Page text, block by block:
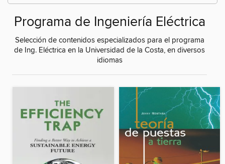
Programa de Ingeniería Eléctrica
Selección de contenidos especializados para el programa
de Ing. Eléctrica en la Universidad de la Costa, en diversos
idiomas